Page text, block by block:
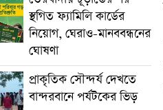
স্থগিত ফ্যামিলি কার্ডের
নিয়োগ, ঘেরাও-মানববন্ধনের
ঘোষণা
প্রাকৃতিক সৌন্দর্য দেখতে
বান্দরবানে পর্যটকের ভিড়